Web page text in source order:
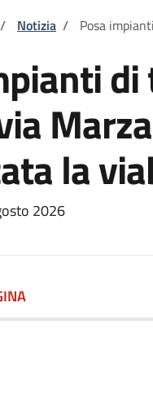
pane
/ Notizia / Posa
la
2026